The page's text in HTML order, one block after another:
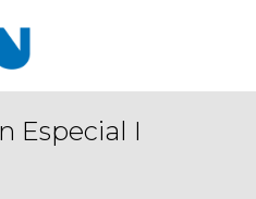
Especial I